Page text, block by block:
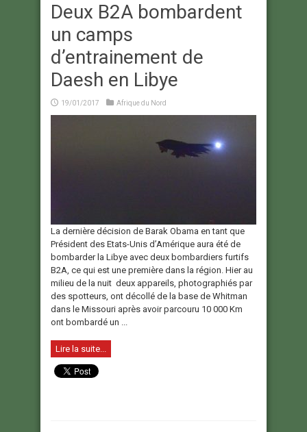
Deux B2A bombardent
un camps
d’entrainement de
Daesh en Libye
19/01/2017 Afrique du Nord
La dernière décision de Barak Obama en tant que
Président des Etats-Unis d’Amérique aura été de
bombarder la Libye avec deux bombardiers furtifs
B2A, ce qui est une première dans la région. Hier au
milieu de la nuit deux appareils, photographiés par
des spotteurs, ont décollé de la base de Whitman
dans le Missouri après avoir parcouru 10 000 Km
ont bombardé un ...
Lire la suite...